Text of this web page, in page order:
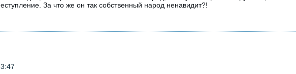
За что же он так собственный народ ненавидит?!